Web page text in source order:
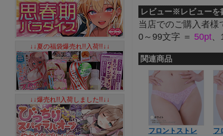
レビュー※レビューを
当店でのご購入者
0～99文字 ＝ 50pt
関連商品
フロントストレ
フ
↓↓夏の福袋爆売れ!!入荷!!↓↓
↓↓爆売れ!!入荷しました!!↓↓